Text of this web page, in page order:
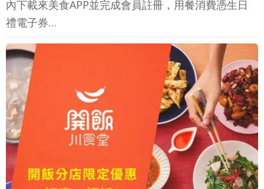
內下載來美食APP並完成會員註冊，用餐消費憑生日
禮電子券…